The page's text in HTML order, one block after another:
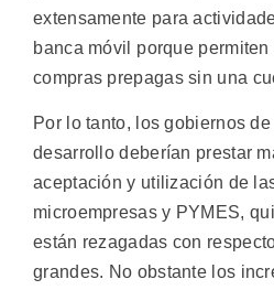
extensamente para
banca móvil porque
compras prepagas sin una
Por lo tanto, los gobiernos
desarrollo deberían prestar
aceptación y utilización de
microempresas y PYMES,
están rezagadas con
grandes. No obstante los